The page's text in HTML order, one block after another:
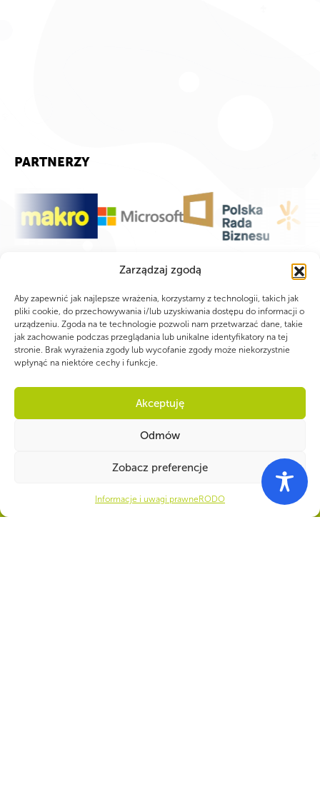
Zarządzaj zgodą
Aby zapewnić jak najlepsze wrażenia, korzystamy z technologii, takich jak
pliki cookie, do przechowywania i/lub uzyskiwania dostępu do informacji o
urządzeniu. Zgoda na te technologie pozwoli nam przetwarzać dane, takie
jak zachowanie podczas przeglądania lub unikalne identyfikatory na tej
stronie. Brak wyrażenia zgody lub wycofanie zgody może niekorzystnie
wpłynąć na niektóre cechy i funkcje.
Akceptuję
Odmów
Zobacz preferencje
Informacje i uwagi prawne RODO
PARTNERZY
Twoje wsparcie, nasza